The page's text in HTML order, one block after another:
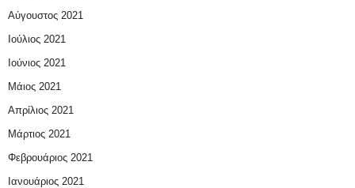
Αύγουστος 2021
Ιούλιος 2021
Ιούνιος 2021
Μάιος 2021
Απρίλιος 2021
Μάρτιος 2021
Φεβρουάριος 2021
Ιανουάριος 2021